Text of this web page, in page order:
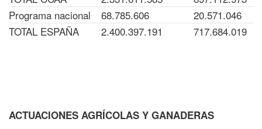
Programa nacional
68.785.606
20.571.046
TOTAL ESPAÑA
2.400.397.191 717.684.019
ACTUACIONES AGRÍCOLAS Y GANADERAS